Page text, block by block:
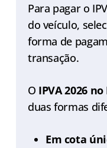
Para pagar o
do veículo,
forma de
transação.
O IPVA 2026
duas formas
Em cota